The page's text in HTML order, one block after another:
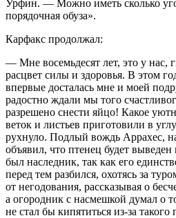
Урфин. — Можно иметь сколько
порядочная обуза».
Карфакс продолжал:
— Мне восемьдесят лет, это у нас,
расцвет силы и здоровья. В этом
впервые досталась мне и моей
радостно ждали мы того
разрешено снести яйцо! Какое
веток и листьев приготовили в
рухнуло. Подлый вождь Аррахес,
объявил, что птенец будет
был наследник, так как его
перед тем разбился, охотясь за
от негодования, рассказывая о
а огородник с насмешкой думал о
не стал бы кипятиться из-за такого